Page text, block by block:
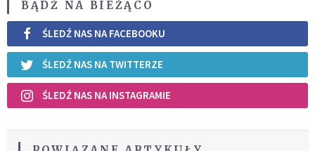
BĄDŹ NA BIEŻĄCO
ŚLEDŹ NAS NA FACEBOOKU
ŚLEDŹ NAS NA TWITTERZE
ŚLEDŹ NAS NA INSTAGRAMIE